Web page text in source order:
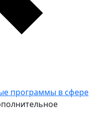
программы в сфере